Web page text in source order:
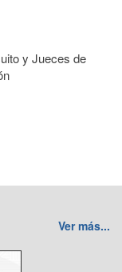
y Jueces de
Ver más...